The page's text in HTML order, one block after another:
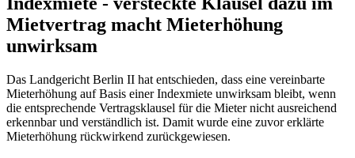
Mietvertrag macht Mieterhöhung
unwirksam
Das Landgericht Berlin II hat entschieden, dass eine vereinbarte
Mieterhöhung auf Basis einer Indexmiete unwirksam bleibt, wenn
die entsprechende Vertragsklausel für die Mieter nicht ausreichend
erkennbar und verständlich ist. Damit wurde eine zuvor erklärte
Mieterhöhung rückwirkend zurückgewiesen.